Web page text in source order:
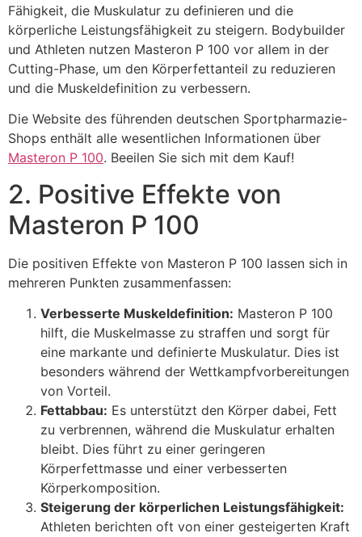
Fähigkeit, die Muskulatur zu definieren und die
körperliche Leistungsfähigkeit zu steigern. Bodybuilder
und Athleten nutzen Masteron P 100 vor allem in der
Cutting-Phase, um den Körperfettanteil zu reduzieren
und die Muskeldefinition zu verbessern.
Die Website des führenden deutschen Sportpharmazie-
Shops enthält alle wesentlichen Informationen über
Masteron P 100. Beeilen Sie sich mit dem Kauf!
2. Positive Effekte von
Masteron P 100
Die positiven Effekte von Masteron P 100 lassen sich in
mehreren Punkten zusammenfassen:
Verbesserte Muskeldefinition: Masteron P 100
hilft, die Muskelmasse zu straffen und sorgt für
eine markante und definierte Muskulatur. Dies ist
besonders während der Wettkampfvorbereitungen
von Vorteil.
Fettabbau: Es unterstützt den Körper dabei, Fett
zu verbrennen, während die Muskulatur erhalten
bleibt. Dies führt zu einer geringeren
Körperfettmasse und einer verbesserten
Körperkomposition.
Steigerung der körperlichen Leistungsfähigkeit:
Athleten berichten oft von einer gesteigerten Kraft